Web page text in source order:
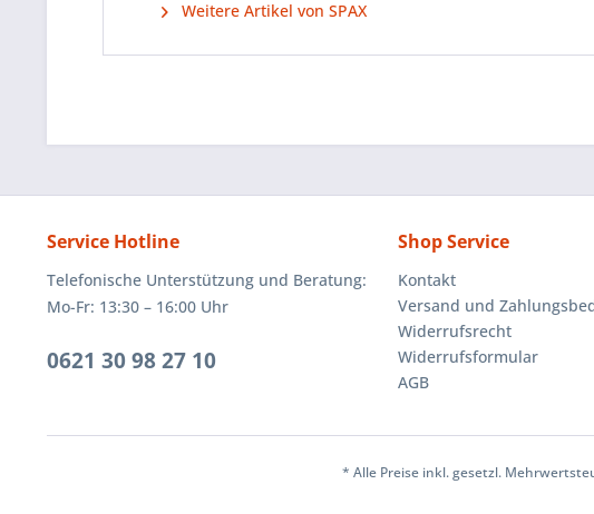
Weitere Artikel von SPAX
Service Hotline
Telefonische Unterstützung und Beratung:
Mo-Fr: 13:30 – 16:00 Uhr
0621 30 98 27 10
Shop Service
Kontakt
Versand und
Widerrufsrecht
Widerrufsformular
AGB
* Alle Preise inkl. gesetzl.